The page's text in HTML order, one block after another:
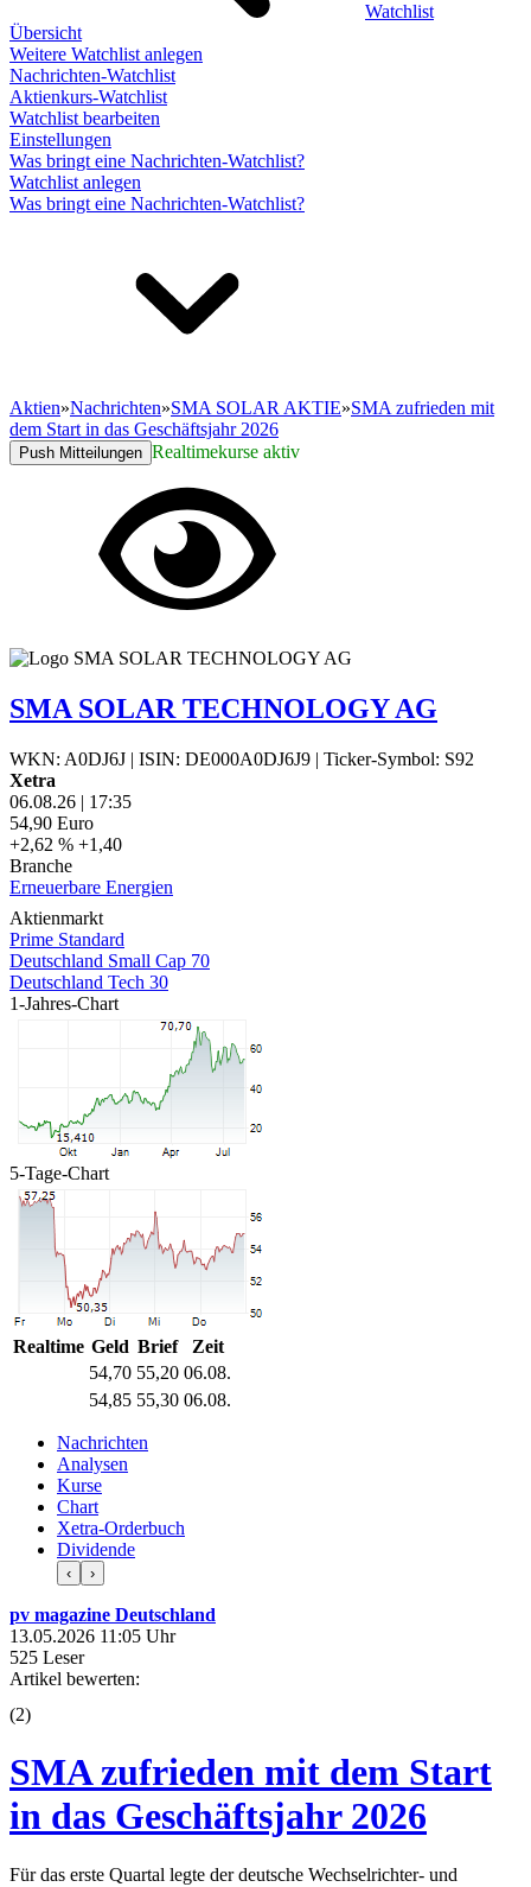
Watchlist
Übersicht
Weitere Watchlist anlegen
Nachrichten-Watchlist
Aktienkurs-Watchlist
Watchlist bearbeiten
Einstellungen
Was bringt eine Nachrichten-Watchlist?
Watchlist anlegen
Was bringt eine Nachrichten-Watchlist?
Aktien»Nachrichten»SMA SOLAR AKTIE»SMA zufrieden mit
dem Start in das Geschäftsjahr 2026
Push Mitteilungen Realtimekurse aktiv
SMA SOLAR TECHNOLOGY AG
WKN: A0DJ6J | ISIN: DE000A0DJ6J9 | Ticker-Symbol: S92
Xetra
06.08.26 | 17:35
54,90 Euro
+2,62 % +1,40
Branche
Erneuerbare Energien
Aktienmarkt
Prime Standard
Deutschland Small Cap 70
Deutschland Tech 30
1-Jahres-Chart
5-Tage-Chart
Realtime Geld Brief
Zeit
54,70 55,20 06.08.
54,85 55,30 06.08.
Nachrichten
Analysen
Kurse
Chart
Xetra-Orderbuch
Dividende
‹ ›
pv magazine Deutschland
13.05.2026 11:05 Uhr
525 Leser
Artikel bewerten:
(2)
SMA zufrieden mit dem Start
in das Geschäftsjahr 2026
Für das erste Quartal legte der deutsche Wechselrichter- und